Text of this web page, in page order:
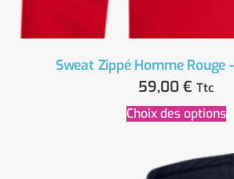
Sweat Zippé Homme Rouge
59,00 € Ttc
Choix des options